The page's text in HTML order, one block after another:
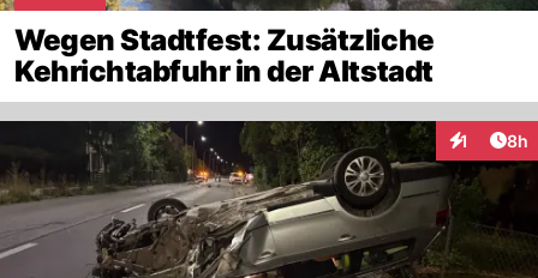
Wegen Stadtfest: Zusätzliche
Kehrichtabfuhr in der Altstadt
1 8h